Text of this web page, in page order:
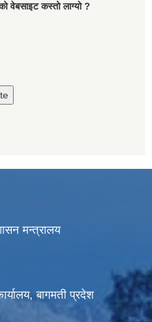
वेबसाइट कस्तो लाग्यो ?
मन्त्रालय
बागमती प्रदेश